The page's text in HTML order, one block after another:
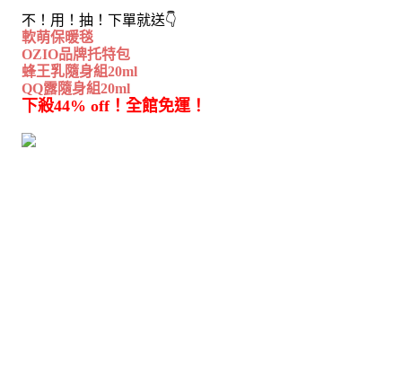
不！用！抽！下單就送👇
軟萌保暖毯
OZIO品牌托特包
蜂王乳隨身組20ml
QQ露隨身組20ml
下殺44% off！全館免運！